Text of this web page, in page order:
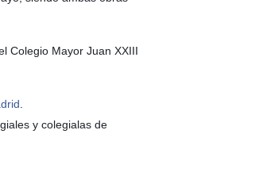
Colegio Mayor Juan XXIII
y colegialas de